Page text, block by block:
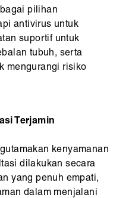
pilihan
antivirus untuk
suportif untuk
tubuh, serta
mengurangi risiko
Terjamin
kenyamanan
dilakukan secara
yang penuh empati,
dalam menjalani